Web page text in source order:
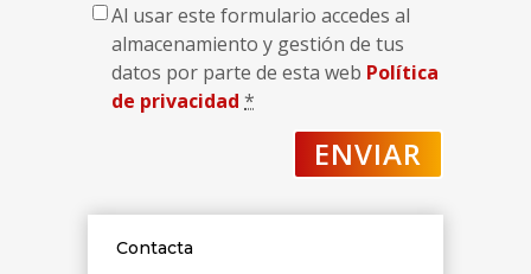
Al usar este formulario accedes al
almacenamiento y gestión de tus
datos por parte de esta web Política
de privacidad *
Contacta